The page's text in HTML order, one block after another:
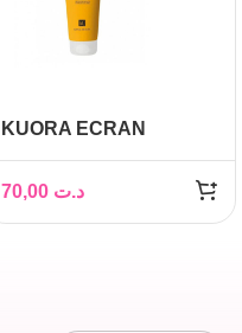
KUORA ECRAN
CORPS SPF50+ 200ML
د.ت